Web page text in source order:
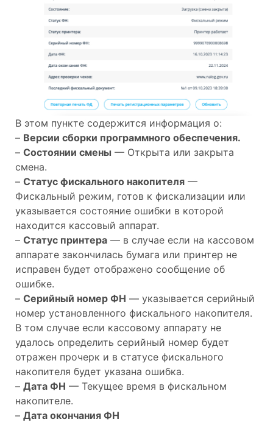
В этом пункте содержится информация о:
– Версии сборки программного обеспечения.
– Состоянии смены — Открыта или закрыта
смена.
– Статус фискального накопителя —
Фискальный режим, готов к фискализации или
указывается состояние ошибки в которой
находится кассовый аппарат.
– Статус принтера — в случае если на кассовом
аппарате закончилась бумага или принтер не
исправен будет отображено сообщение об
ошибке.
– Серийный номер ФН — указывается серийный
номер установленного фискального накопителя.
В том случае если кассовому аппарату не
удалось определить серийный номер будет
отражен прочерк и в статусе фискального
накопителя будет указана ошибка.
– Дата ФН — Текущее время в фискальном
накопителе.
– Дата окончания ФН